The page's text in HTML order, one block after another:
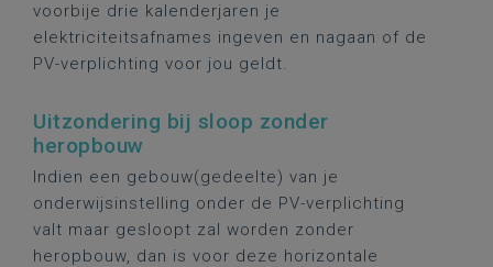
voorbije drie kalenderjaren je
elektriciteitsafnames ingeven en nagaan of de
PV-verplichting voor jou geldt.
Uitzondering bij sloop zonder
heropbouw
Indien een gebouw(gedeelte) van je
onderwijsinstelling onder de PV-verplichting
valt maar gesloopt zal worden zonder
heropbouw, dan is voor deze horizontale